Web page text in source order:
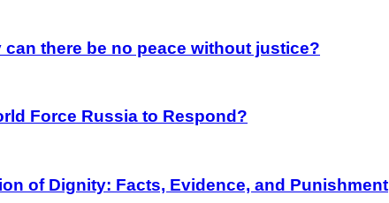
there be no peace without justice?
Force Russia to Respond?
of Dignity: Facts, Evidence, and Punishment